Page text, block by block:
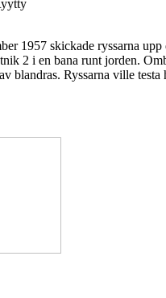
1957 skickade ryssarna
2 i en bana runt jorden.
blandras. Ryssarna ville testa